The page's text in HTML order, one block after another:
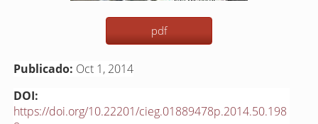
pdf
Publicado: Oct 1, 2014
DOI:
https://doi.org/10.22201/cieg.01889478p.2014.50.198